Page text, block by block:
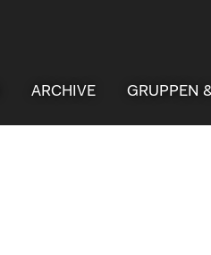
ARCHIVE GRUPPEN